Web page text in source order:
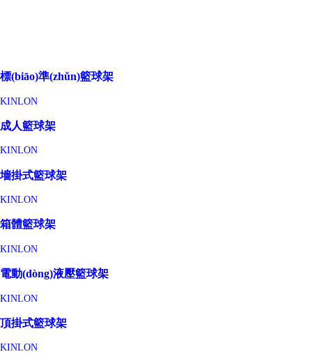
標(biāo)準(zhǔn)籃球架
KINLON
成人籃球架
KINLON
墻掛式籃球架
KINLON
箱體籃球架
KINLON
電動(dòng)液壓籃球架
KINLON
頂掛式籃球架
KINLON